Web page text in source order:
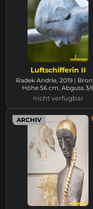
Luftschifferin II
Radek Andrle, 2019 |
Höhe 56 cm, Abguss 3/
nicht verfügbar
ARCHIV